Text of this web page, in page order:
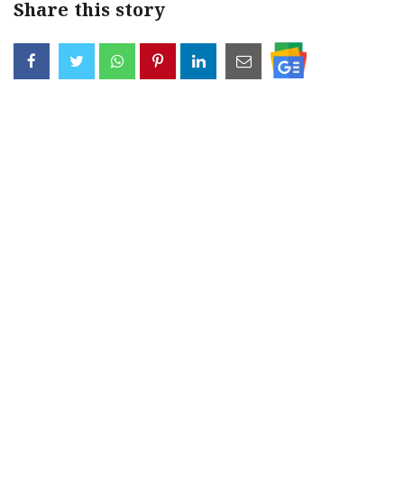
Share this story